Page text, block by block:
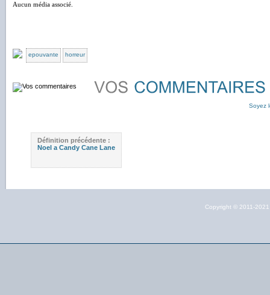
Aucun média associé.
epouvante horreur
Soyez
Définition précédente :
Noel a Candy Cane Lane
Copyright © 2011-